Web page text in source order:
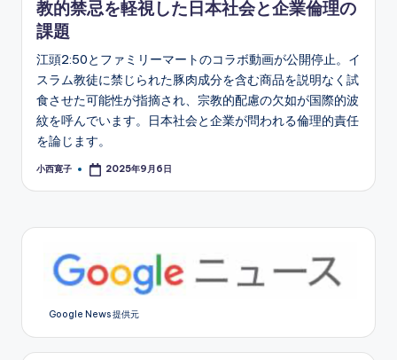
教的禁忌を軽視した日本社会と企業倫理の
課題
江頭2:50とファミリーマートのコラボ動画が公開停止。イ
スラム教徒に禁じられた豚肉成分を含む商品を説明なく試
食させた可能性が指摘され、宗教的配慮の欠如が国際的波
紋を呼んでいます。日本社会と企業が問われる倫理的責任
を論じます。
Posted
小西寛子 2025年9月6日
Google News 提供元